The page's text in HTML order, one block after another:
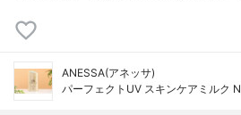
ANESSA(アネッサ)
パーフェクトUV スキンケアミルク N